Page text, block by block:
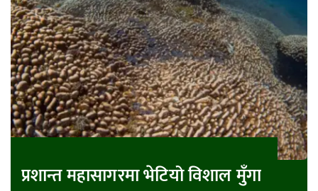
प्रशान्त महासागरमा भेटियो विशाल मुँगा